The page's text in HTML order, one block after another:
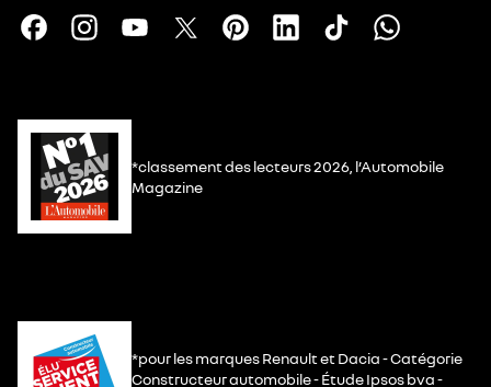
*classement des lecteurs 2026, l’Automobile
Magazine
*pour les marques Renault et Dacia - Catégorie
Constructeur automobile - Étude Ipsos bva -